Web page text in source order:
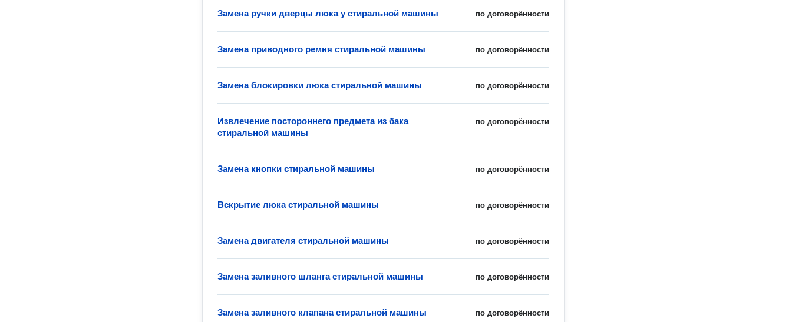
по договорённости
Замена ручки дверцы люка у стиральной машины
по договорённости
Замена приводного ремня стиральной машины
по договорённости
Замена блокировки люка стиральной машины
по договорённости
Извлечение постороннего предмета из бака
стиральной машины
по договорённости
Замена кнопки стиральной машины
по договорённости
Вскрытие люка стиральной машины
по договорённости
Замена двигателя стиральной машины
по договорённости
Замена заливного шланга стиральной машины
по договорённости
Замена заливного клапана стиральной машины